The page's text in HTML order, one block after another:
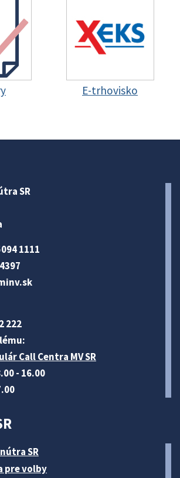
E-trhovisko
SR
1111
.sk
222
Call Centra MV SR
- 16.00
SR
pre volby